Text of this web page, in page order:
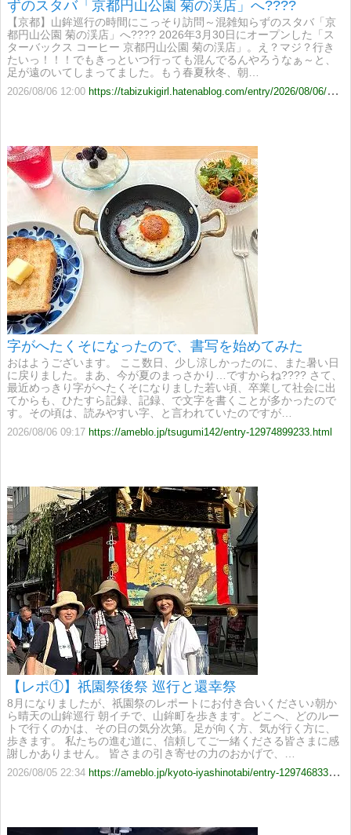
ずのスタバ「京都円山公園 菊の渓店」へ????
【京都】山鉾巡行の時間にこっそり訪問～混雑知らずのスタバ「京
都円山公園 菊の渓店」へ???? 2026年3月30日にオープンした「ス
ターバックス コーヒー 京都円山公園 菊の渓店」。え？マジ？行き
たいっ！！！でもきっといつ行っても混んでるんやろうなぁ～と、
足が遠のいてしまってました。もう春夏秋冬、朝…
2026/08/06 12:00 https://tabizukigirl.hatenablog.com/entry/2026/08/06/120000
字がへたくそになったので、書写を始めてみた
おはようございます。 ここ数日、少し涼しかったのに、また暑い日
に戻りました。まあ、今が夏のまっさかり…ですからね???? さて、
最近めっきり字がへたくそになりました若い頃、卒業して社会に出
てからも、ひたすら記録、記録、で文字を書くことが多かったので
す。その頃は、読みやすい字、と言われていたのですが…
2026/08/06 09:17 https://ameblo.jp/tsugumi142/entry-12974899233.html
【レポ①】祇園祭後祭 巡行と還幸祭
8月になりましたが、祇園祭のレポートにお付き合いください♪朝か
ら晴天の山鉾巡行 朝イチで、山鉾町を歩きます。どこへ、どのルー
トで行くのかは、その日の気分次第。足が向く方、気が行く方に、
歩きます。 私たちの進む道に、信頼してご一緒くださる皆さまに感
謝しかありません。 皆さまの引き寄せの力のおかげで、…
2026/08/05 22:34 https://ameblo.jp/kyoto-iyashinotabi/entry-12974683369.html